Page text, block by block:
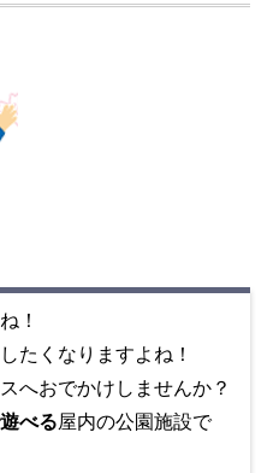
！
たくなりますよね！
へおでかけしませんか？
べる屋内の公園施設で